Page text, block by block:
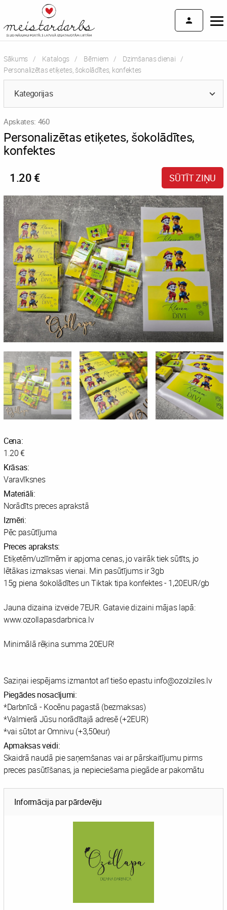
Sākums Katalogs Bērniem
Dzimšanas dienai
Current:
Personalizētas etiķetes, šokolādītes, konfektes
Kategorijas
Apskates: 460
Personalizētas etiķetes, šokolādītes,
konfektes
1.20 € SŪTĪT ZIŅU
Cena:
1.20 €
Krāsas:
Varavīksnes
Materiāli:
Norādīts preces aprakstā
Izmēri:
Pēc pasūtījuma
Preces apraksts:
Etiķetēm/uzlīmēm ir apjoma cenas, jo vairāk tiek sūtīts, jo
lētākas izmaksas vienai. Min pasūtījums ir 3gb
15g piena šokolādītes un Tiktak tipa konfektes - 1,20EUR/gb
Jauna dizaina izveide 7EUR. Gatavie dizaini mājas lapā:
www.ozollapasdarbnica.lv
Minimālā rēķina summa 20EUR!
Saziņai iespējams izmantot arī tiešo epastu info@ozolziles.lv
Piegādes nosacījumi:
*Darbnīcā - Kocēnu pagastā (bezmaksas)
*Valmierā Jūsu norādītajā adresē (+2EUR)
*vai sūtot ar Omnivu (+3,50eur)
Apmaksas veidi:
Skaidrā naudā pie saņemšanas vai ar pārskaitījumu pirms
preces pasūtīšanas, ja nepieciešama piegāde ar pakomātu
Informācija par pārdevēju